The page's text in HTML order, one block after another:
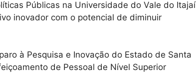
Públicas na Universidade do Vale do Itajaí
inovador com o potencial de diminuir
à Pesquisa e Inovação do Estado de Santa
de Pessoal de Nível Superior